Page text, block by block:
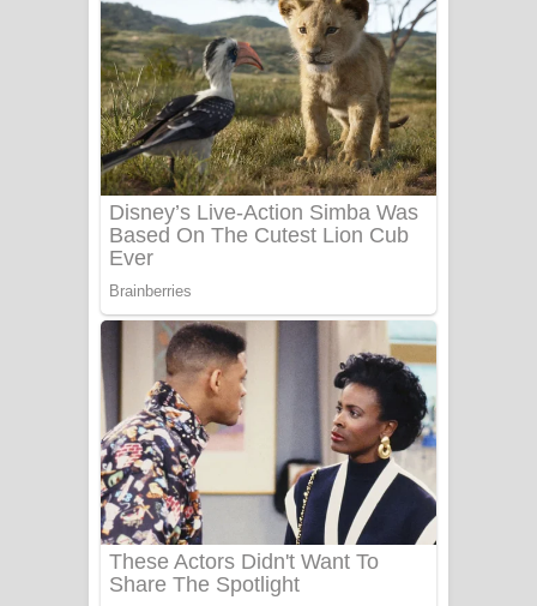
යායේ දිලෙනා ගීතයේ පද පෙළ
Ow Man Sosa Song Lyrics - ඔව් මං
සෝසා ගීතයේ පද පෙළ
Heavy Weight Song Lyrics
Aye Lanweela Song Lyrics - ආයේ
Ala purannata Song Lyrics - ආල
පුරන්නට ගීතයේ පද පෙළ
FEVER DREAM Lyrics - Alex Warren
BTS : Hooligan Lyrics
Apa Hamuwee Song Lyrics - අප හමුවී
ගීතයේ පද පෙළ